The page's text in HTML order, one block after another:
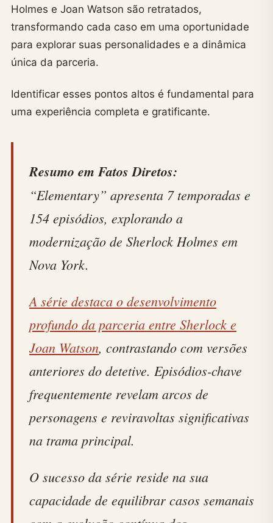
Holmes e Joan Watson são retratados,
transformando cada caso em uma oportunidade
para explorar suas personalidades e a dinâmica
única da parceria.
Identificar esses pontos altos é fundamental para
uma experiência completa e gratificante.
Resumo em Fatos Diretos:
“Elementary” apresenta 7 temporadas e
154 episódios, explorando a
modernização de Sherlock Holmes em
Nova York.
A série destaca o desenvolvimento
profundo da parceria entre Sherlock e
Joan Watson, contrastando com versões
anteriores do detetive. Episódios-chave
frequentemente revelam arcos de
personagens e reviravoltas significativas
na trama principal.
O sucesso da série reside na sua
capacidade de equilibrar casos semanais